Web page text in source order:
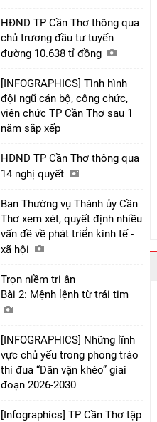
HĐND TP Cần Thơ thông qua
chủ trương đầu tư tuyến
đường 10.638 tỉ đồng
[INFOGRAPHICS] Tình hình
đội ngũ cán bộ, công chức,
viên chức TP Cần Thơ sau 1
năm sắp xếp
HĐND TP Cần Thơ thông qua
14 nghị quyết
Ban Thường vụ Thành ủy Cần
Thơ xem xét, quyết định nhiều
vấn đề về phát triển kinh tế -
xã hội
Trọn niềm tri ân
Bài 2: Mệnh lệnh từ trái tim
[INFOGRAPHICS] Những lĩnh
vực chủ yếu trong phong trào
thi đua “Dân vận khéo” giai
đoạn 2026-2030
[Infographics] TP Cần Thơ tập